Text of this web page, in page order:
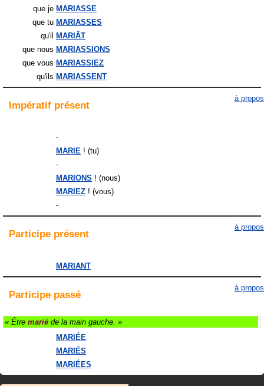
que je MARIASSE
que tu MARIASSES
qu'il
MARIÂT
que nous MARIASSIONS
que vous MARIASSIEZ
qu'ils MARIASSENT
Impératif présent
à propos
-
MARIE ! (tu)
-
MARIONS ! (nous)
MARIEZ ! (vous)
-
Participe présent
à propos
MARIANT
Participe passé
à propos
« Être marié de la main gauche. »
MARIÉE
MARIÉS
MARIÉES